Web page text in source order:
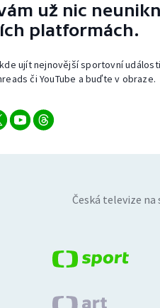
už nic
platformách.
ujít nejnovější sportovní
či YouTube a buďte v obraze.
Česká televize